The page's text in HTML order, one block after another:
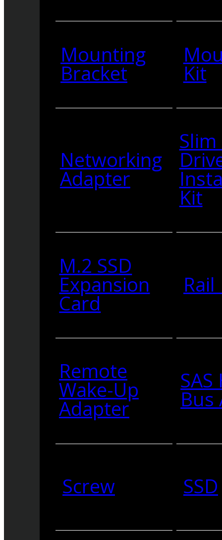
Mounting
Bracket Kit
Networking
Adapter
Kit
M.2 SSD
Expansion
Card
Remote
Wake-Up
Adapter Bus
Screw SSD